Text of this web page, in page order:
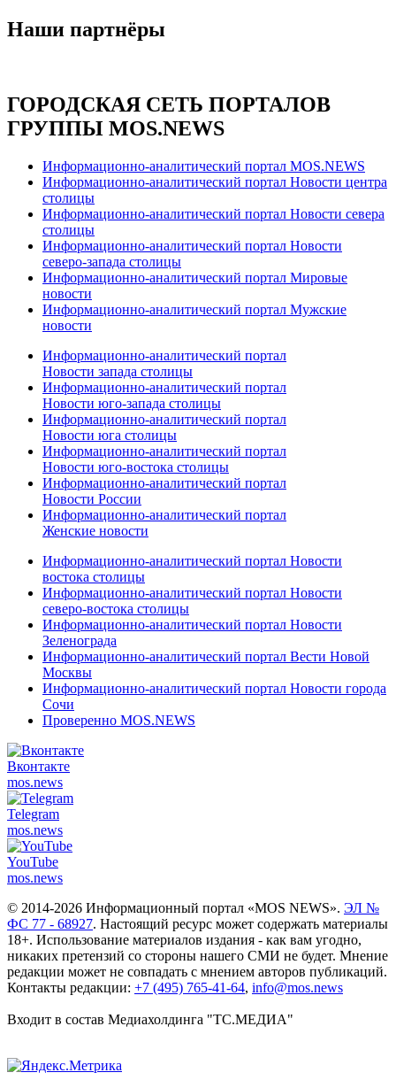
Наши партнёры
ГОРОДСКАЯ СЕТЬ ПОРТАЛОВ
ГРУППЫ MOS.NEWS
Информационно-аналитический портал MOS.NEWS
Информационно-аналитический портал Новости центра
столицы
Информационно-аналитический портал Новости севера
столицы
Информационно-аналитический портал Новости
северо-запада столицы
Информационно-аналитический портал Мировые
новости
Информационно-аналитический портал Мужские
новости
Информационно-аналитический портал
Новости запада столицы
Информационно-аналитический портал
Новости юго-запада столицы
Информационно-аналитический портал
Новости юга столицы
Информационно-аналитический портал
Новости юго-востока столицы
Информационно-аналитический портал
Новости России
Информационно-аналитический портал
Женские новости
Информационно-аналитический портал Новости
востока столицы
Информационно-аналитический портал Новости
северо-востока столицы
Информационно-аналитический портал Новости
Зеленограда
Информационно-аналитический портал Вести Новой
Москвы
Информационно-аналитический портал Новости города
Сочи
Проверенно MOS.NEWS
Вконтакте
mos.news
Telegram
mos.news
YouTube
mos.news
© 2014-2026 Информационный портал «MOS NEWS». ЭЛ №
ФС 77 - 68927. Настоящий ресурс может содержать материалы
18+. Использование материалов издания - как вам угодно,
никаких претензий со стороны нашего СМИ не будет. Мнение
редакции может не совпадать с мнением авторов публикаций.
Контакты редакции: +7 (495) 765-41-64, info@mos.news
Входит в состав Медиахолдинга "ТС.МЕДИА"